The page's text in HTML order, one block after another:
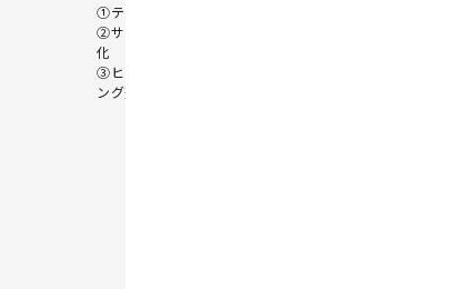
①テークバックしやすい丸みを抑えたクラウン形状
②サイドのソール面を拡大し低重心化・高慣性モーメント
化
③ヒールを落として突っかかりにくく浮きづらいリーディ
ング形状でアドレス感UP